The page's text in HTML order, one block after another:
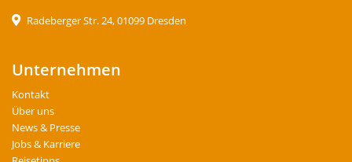
Radeberger Str. 24, 01099 Dresden
Unternehmen
Kontakt
Über uns
News & Presse
Jobs & Karriere